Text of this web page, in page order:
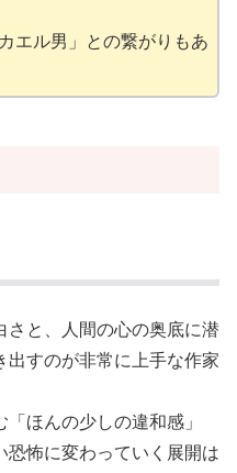
エル男」との繋がりもあ
さと、人間の心の奥底に潜
出すのが非常に上手な作家
ほんの少しの違和感」
恐怖に変わっていく展開は